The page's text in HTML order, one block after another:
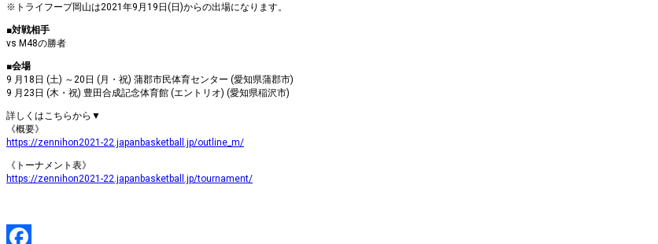
※トライフープ岡山は2021年9月19日(日)からの出場になります。
■対戦相手
vs M48の勝者
■会場
9 月18日 (土) ～20日 (月・祝) 蒲郡市民体育センター (愛知県蒲郡市)
9 月23日 (木・祝) 豊田合成記念体育館 (エントリオ) (愛知県稲沢市)
詳しくはこちらから▼
《概要》
https://zennihon2021-22.japanbasketball.jp/outline_m/
《トーナメント表》
https://zennihon2021-22.japanbasketball.jp/tournament/